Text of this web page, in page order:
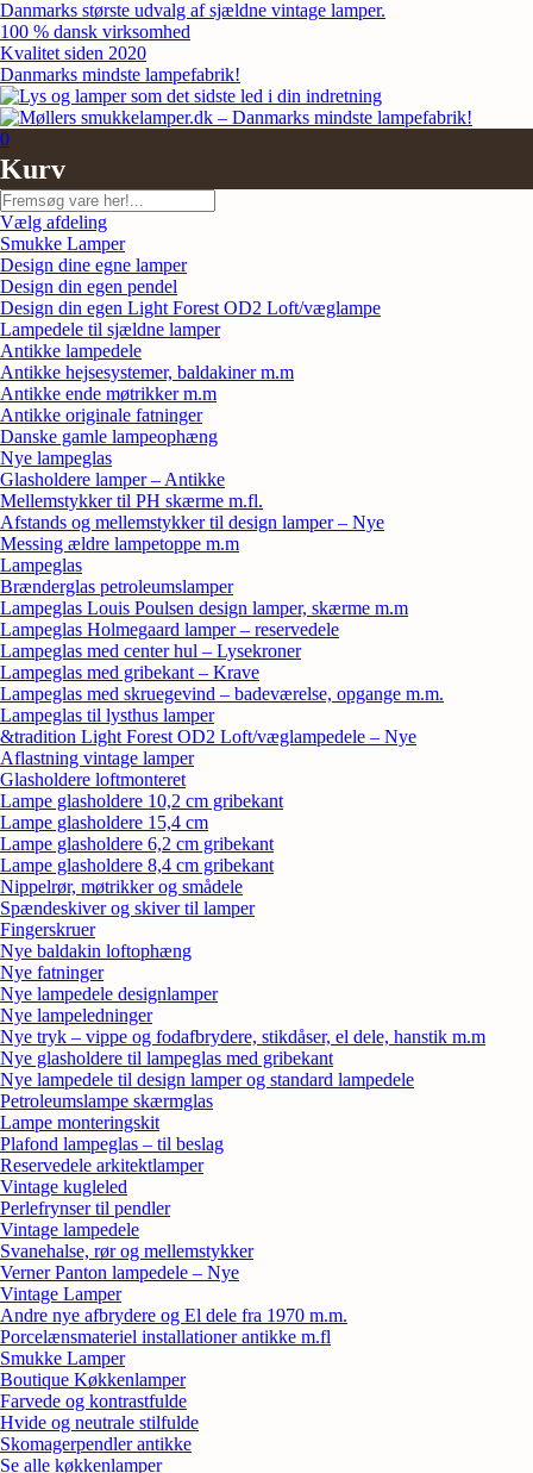
Skip
to
content
Danmarks største udvalg af sjældne vintage lamper.
100 % dansk virksomhed
Kvalitet siden 2020
Danmarks mindste lampefabrik!
0
Kurv
Søg
Vælg afdeling
Smukke Lamper
Design dine egne lamper
Design din egen pendel
Design din egen Light Forest OD2 Loft/væglampe
Lampedele til sjældne lamper
Antikke lampedele
Antikke hejsesystemer, baldakiner m.m
Antikke ende møtrikker m.m
Antikke originale fatninger
Danske gamle lampeophæng
Nye lampeglas
Glasholdere lamper – Antikke
Mellemstykker til PH skærme m.fl.
Afstands og mellemstykker til design lamper – Nye
Messing ældre lampetoppe m.m
Lampeglas
Brænderglas petroleumslamper
Lampeglas Louis Poulsen design lamper, skærme m.m
Lampeglas Holmegaard lamper – reservedele
Lampeglas med center hul – Lysekroner
Lampeglas med gribekant – Krave
Lampeglas med skruegevind – badeværelse, opgange m.m.
Lampeglas til lysthus lamper
&tradition Light Forest OD2 Loft/væglampedele – Nye
Aflastning vintage lamper
Glasholdere loftmonteret
Lampe glasholdere 10,2 cm gribekant
Lampe glasholdere 15,4 cm
Lampe glasholdere 6,2 cm gribekant
Lampe glasholdere 8,4 cm gribekant
Nippelrør, møtrikker og smådele
Spændeskiver og skiver til lamper
Fingerskruer
Nye baldakin loftophæng
Nye fatninger
Nye lampedele designlamper
Nye lampeledninger
Nye tryk – vippe og fodafbrydere, stikdåser, el dele, hanstik m.m
Nye glasholdere til lampeglas med gribekant
Nye lampedele til design lamper og standard lampedele
Petroleumslampe skærmglas
Lampe monteringskit
Plafond lampeglas – til beslag
Reservedele arkitektlamper
Vintage kugleled
Perlefrynser til pendler
Vintage lampedele
Svanehalse, rør og mellemstykker
Verner Panton lampedele – Nye
Vintage Lamper
Andre nye afbrydere og El dele fra 1970 m.m.
Porcelænsmateriel installationer antikke m.fl
Smukke Lamper
Boutique Køkkenlamper
Farvede og kontrastfulde
Hvide og neutrale stilfulde
Skomagerpendler antikke
Se alle køkkenlamper